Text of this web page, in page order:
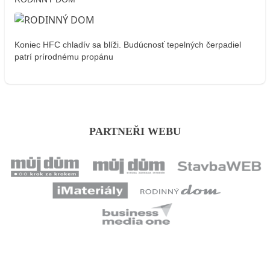
Koniec HFC chladív sa blíži. Budúcnosť tepelných čerpadiel
patrí prírodnému propánu
PARTNEŘI WEBU